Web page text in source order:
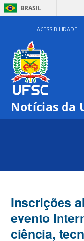
BRASIL
ACESSIBILIDADE
Notícias da
Inscrições
evento
ciência,